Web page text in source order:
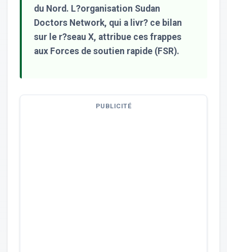
du Nord. L?organisation Sudan
Doctors Network, qui a livr? ce bilan
sur le r?seau X, attribue ces frappes
aux Forces de soutien rapide (FSR).
PUBLICITÉ